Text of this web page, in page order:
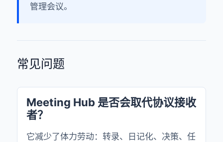
管理会议。
常见问题
Meeting Hub 是否会取代协议接收
者？
它减少了体力劳动：转录、日记化、决策、任